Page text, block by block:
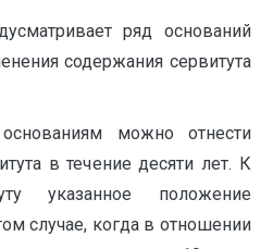
ряд оснований
содержания сервитута
можно отнести
в течение десяти лет. К
указанное положение
случае, когда в отношении